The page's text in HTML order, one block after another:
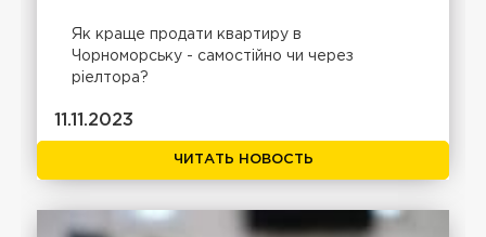
Як краще продати квартиру в
Чорноморську - самостійно чи через
ріелтора?
11.11.2023
ЧИТАТЬ НОВОСТЬ